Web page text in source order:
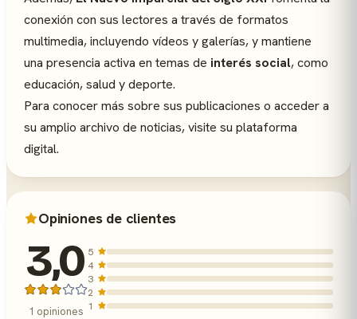
conexión con sus lectores a través de formatos
multimedia, incluyendo vídeos y galerías, y mantiene
una presencia activa en temas de interés social, como
educación, salud y deporte.
Para conocer más sobre sus publicaciones o acceder a
su amplio archivo de noticias, visite su plataforma
digital.
Opiniones de clientes
3,0
1 opiniones
5
4
3
2
1